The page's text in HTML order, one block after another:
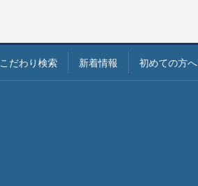
こだわり検索 新着情報 初めての方へ